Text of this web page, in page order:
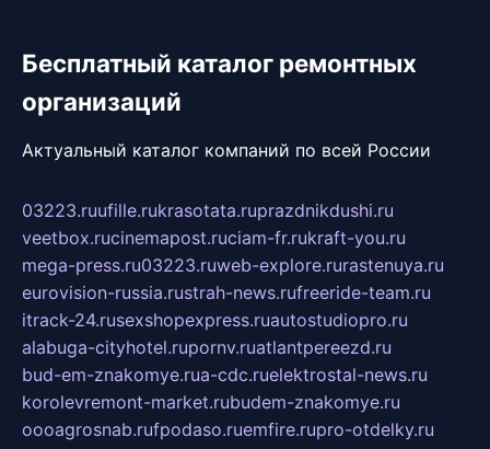
Бесплатный каталог ремонтных
организаций
Актуальный каталог компаний по всей России
03223.ruufille.rukrasotata.ruprazdnikdushi.ru
veetbox.rucinemapost.ruciam-fr.rukraft-you.ru
mega-press.ru03223.ruweb-explore.rurastenuya.ru
eurovision-russia.rustrah-news.rufreeride-team.ru
itrack-24.rusexshopexpress.ruautostudiopro.ru
alabuga-cityhotel.rupornv.ruatlantpereezd.ru
bud-em-znakomye.rua-cdc.ruelektrostal-news.ru
korolevremont-market.rubudem-znakomye.ru
oooagrosnab.rufpodaso.ruemfire.rupro-otdelky.ru